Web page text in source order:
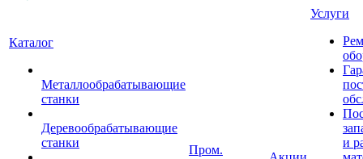
Каталог
Металлообрабатывающие
станки
Деревообрабатывающие
станки
Пром.
Услуги
и